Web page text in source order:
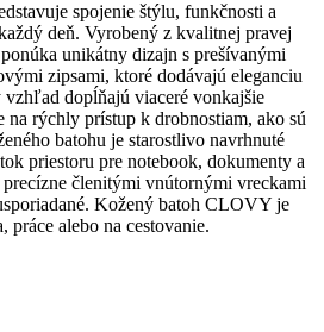
spojenie štýlu, funkčnosti a
deň. Vyrobený z kvalitnej pravej
unikátny dizajn s prešívanými
zipsami, ktoré dodávajú eleganciu
dopĺňajú viaceré vonkajšie
na rýchly prístup k drobnostiam, ako sú
batohu je starostlivo navrhnuté
priestoru pre notebook, dokumenty a
členitými vnútornými vreckami
Kožený batoh CLOVY je
práce alebo na cestovanie.